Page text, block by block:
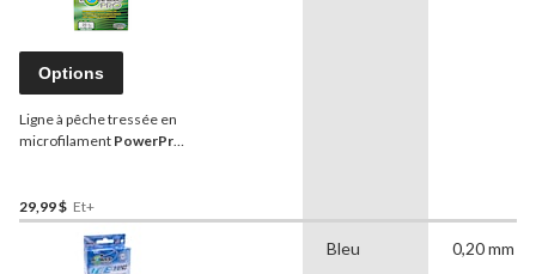
Options
Ligne à pêche tressée en
microfilament PowerPro
29,99 $ Et+
Bleu 0,20 mm